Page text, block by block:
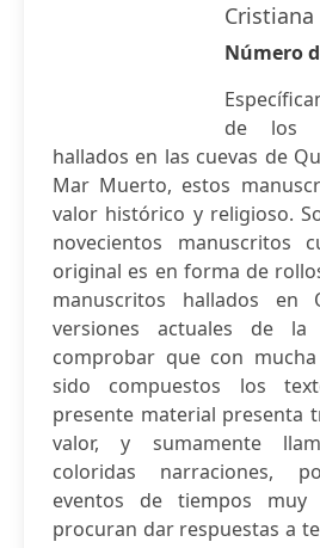
Cristiana
Número
de los
hallados en las cuevas de
Mar Muerto, estos
valor histórico y religioso.
novecientos manuscritos
original es en forma de
manuscritos hallados en
versiones actuales de
comprobar que con
sido compuestos los
presente material presenta
valor, y sumamente
coloridas narraciones,
eventos de tiempos
procuran dar respuestas a